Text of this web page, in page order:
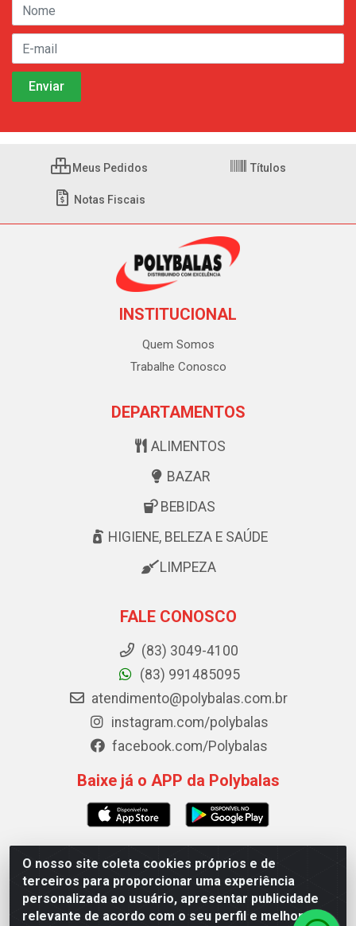
O nosso site coleta cookies próprios e de
terceiros para proporcionar uma experiência
personalizada ao usuário, apresentar publicidade
relevante de acordo com o seu perfil e melhorar a
Meus Pedidos Títulos
Notas Fiscais
INSTITUCIONAL
Quem Somos
Trabalhe Conosco
DEPARTAMENTOS
ALIMENTOS
BAZAR
BEBIDAS
HIGIENE, BELEZA E SAÚDE
LIMPEZA
FALE CONOSCO
(83) 3049-4100
(83) 991485095
atendimento@polybalas.com.br
instagram.com/polybalas
facebook.com/Polybalas
Baixe já o APP da Polybalas
Polybalas - Rua João Miguel de Souza, 173 Galpão B -
Ernesto Geisel, João Pessoa/PB - CEP 58.075-075 - CNPJ
00.909.327/0002-61